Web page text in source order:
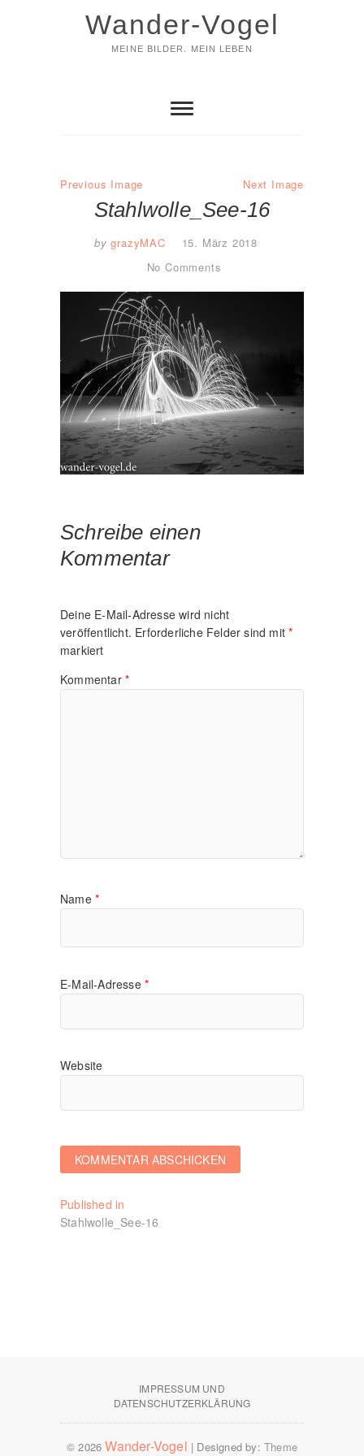
Wander-Vogel
MEINE BILDER. MEIN LEBEN
Previous Image Next Image
Stahlwolle_See-16
by grazyMAC
15. März 2018
No Comments
Schreibe einen
Kommentar
Deine E-Mail-Adresse wird nicht
veröffentlicht. Erforderliche Felder sind mit*
markiert
Kommentar *
Name *
E-Mail-Adresse *
Website
Beitragsnavigation
Published in
Stahlwolle_See-16
IMPRESSUM UND
DATENSCHUTZERKLÄRUNG
© 2026Wander-Vogel | Designed by: Theme